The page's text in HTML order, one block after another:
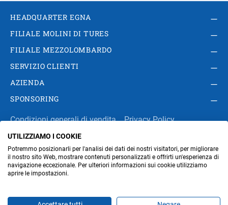
HEADQUARTER EGNA
FILIALE MOLINI DI TURES
FILIALE MEZZOLOMBARDO
SERVIZIO CLIENTI
AZIENDA
SPONSORING
Condizioni generali di vendita
Privacy Policy
Impressum
Modifica impostazioni dei cookie
Amministrazione
UTILIZZIAMO I COOKIE
Potremmo posizionarli per l'analisi dei dati dei nostri visitatori, per migliorare
il nostro sito Web, mostrare contenuti personalizzati e offrirti un'esperienza di
navigazione eccezionale. Per ulteriori informazioni sui cookie utilizziamo
aprire le impostazioni.